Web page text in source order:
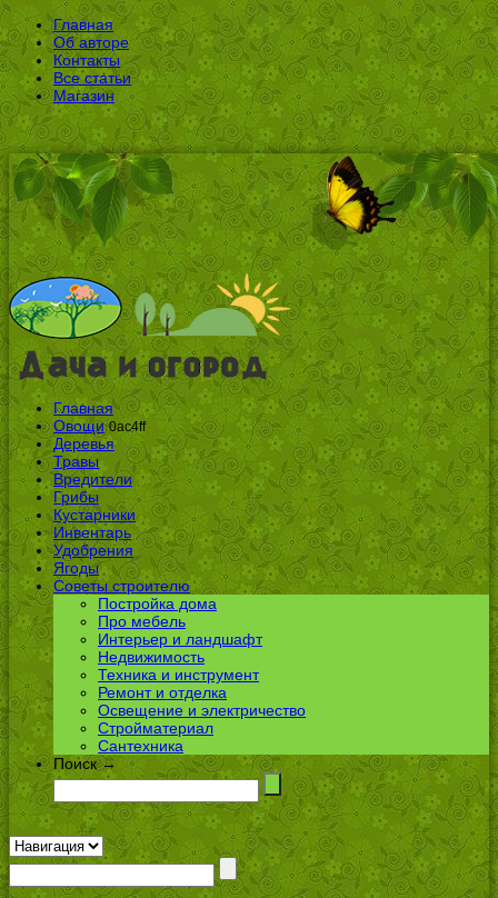
Главная
Об авторе
Контакты
Все статьи
Магазин
Главная
Овощи 0ac4ff
Деревья
Травы
Вредители
Грибы
Кустарники
Инвентарь
Удобрения
Ягоды
Советы строителю
Постройка дома
Про мебель
Интерьер и ландшафт
Недвижимость
Техника и инструмент
Ремонт и отделка
Освещение и электричество
Стройматериал
Сантехника
Поиск →